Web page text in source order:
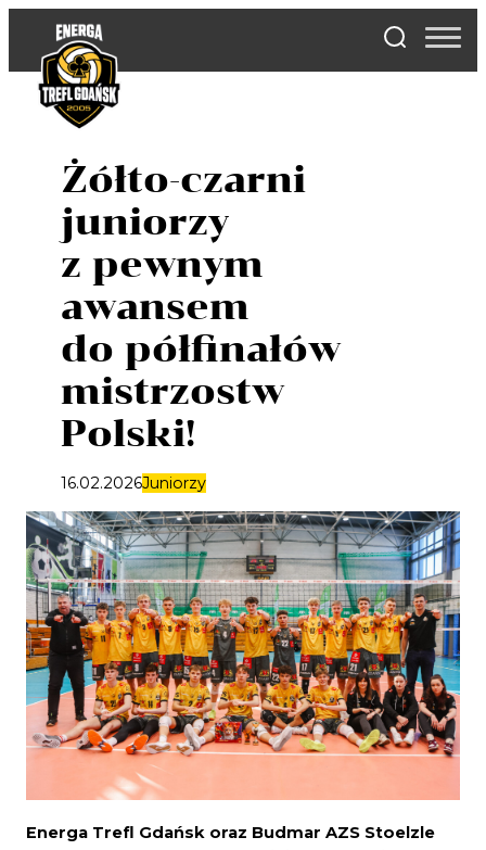
content
Żółto-czarni
juniorzy
z pewnym
awansem
do półfinałów
mistrzostw
Polski!
16.02.2026Juniorzy
Energa Trefl Gdańsk oraz Budmar AZS Stoelzle